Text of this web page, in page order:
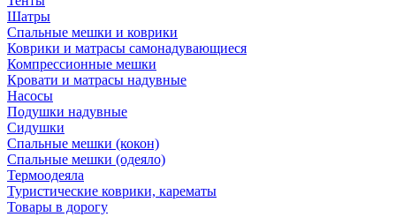
Шатры
Спальные мешки и коврики
Коврики и матрасы самонадувающиеся
Компрессионные мешки
Кровати и матрасы надувные
Насосы
Подушки надувные
Сидушки
Спальные мешки (кокон)
Спальные мешки (одеяло)
Термоодеяла
Туристические коврики, карематы
Товары в дорогу